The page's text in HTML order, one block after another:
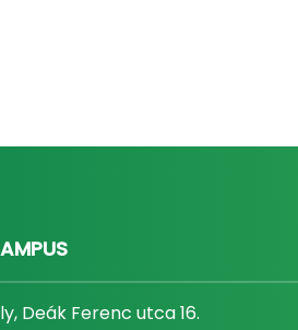
Deák Ferenc utca 16.